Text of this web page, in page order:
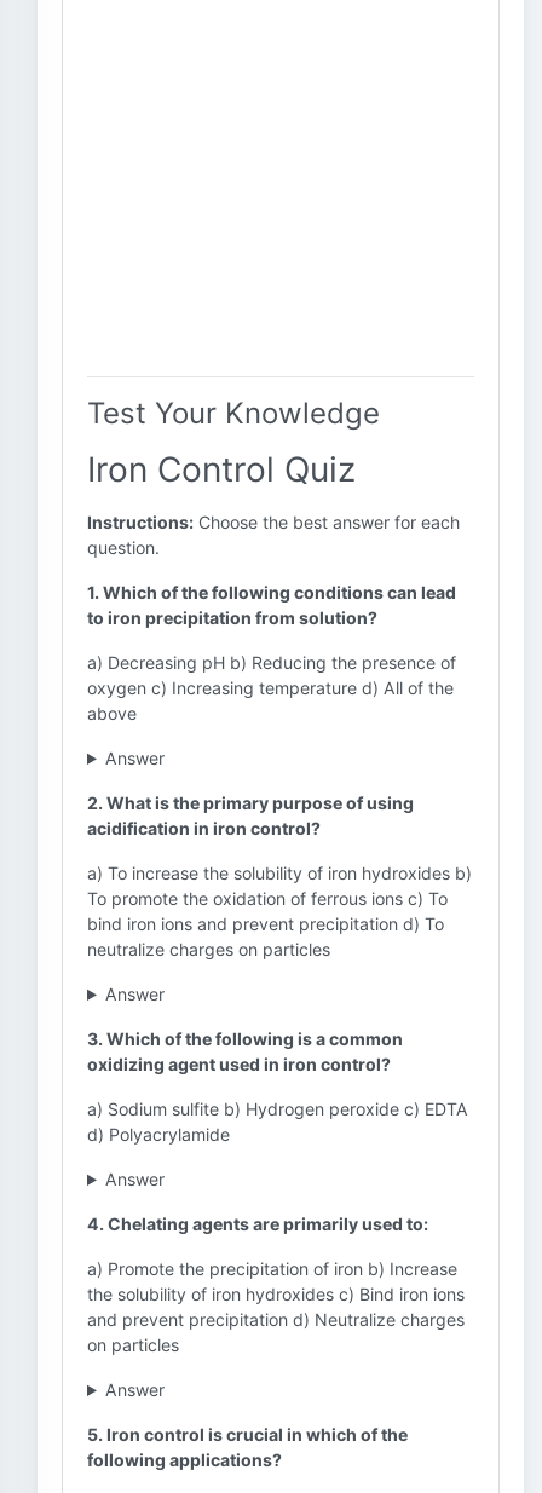
Test Your Knowledge
Iron Control Quiz
Instructions: Choose the best answer for each
question.
1. Which of the following conditions can lead
to iron precipitation from solution?
a) Decreasing pH b) Reducing the presence of
oxygen c) Increasing temperature d) All of the
above
Answer
2. What is the primary purpose of using
acidification in iron control?
a) To increase the solubility of iron hydroxides b)
To promote the oxidation of ferrous ions c) To
bind iron ions and prevent precipitation d) To
neutralize charges on particles
Answer
3. Which of the following is a common
oxidizing agent used in iron control?
a) Sodium sulfite b) Hydrogen peroxide c) EDTA
d) Polyacrylamide
Answer
4. Chelating agents are primarily used to:
a) Promote the precipitation of iron b) Increase
the solubility of iron hydroxides c) Bind iron ions
and prevent precipitation d) Neutralize charges
on particles
Answer
5. Iron control is crucial in which of the
following applications?